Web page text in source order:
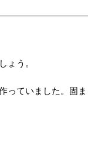
ょう。
っていました。固ま